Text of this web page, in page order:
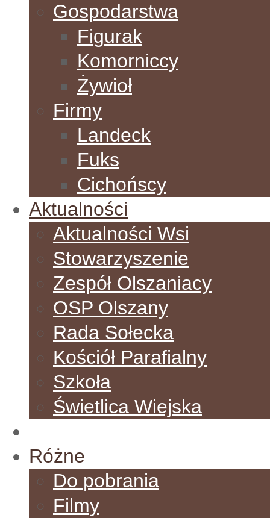
Gospodarstwa
Figurak
Komorniccy
Żywioł
Firmy
Landeck
Fuks
Cichońscy
Aktualności
Aktualności Wsi
Stowarzyszenie
Zespół Olszaniacy
OSP Olszany
Rada Sołecka
Kościół Parafialny
Szkoła
Świetlica Wiejska
Różne
Do pobrania
Filmy